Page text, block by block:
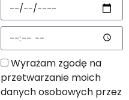
Wyrażam zgodę na
przetwarzanie moich
danych osobowych przez